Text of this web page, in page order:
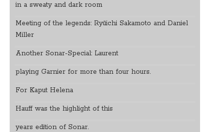
in a sweaty and dark room
Meeting of the legends: Ryūichi Sakamoto and Daniel
Miller
Another Sonar-Special: Laurent
playing Garnier for more than four hours.
For Kaput Helena
Hauff was the highlight of this
years edition of Sonar.